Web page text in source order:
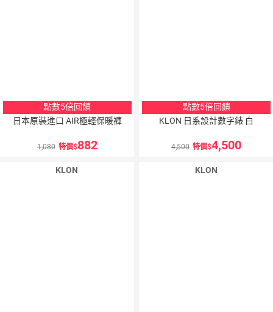
點數5倍回饋
日本原裝進口 AIR極輕保暖褲
1,080 特價 882
點數5倍回饋
KLON 日系設計數字錶 白
4,500 特價 4,500
KLON KLON